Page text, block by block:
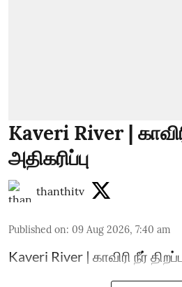
Kaveri River |
அதிகரிப்பு
thanthitv
Published on: 09 Aug 2026, 7:40 am
Kaveri River | காவிரி நீர்